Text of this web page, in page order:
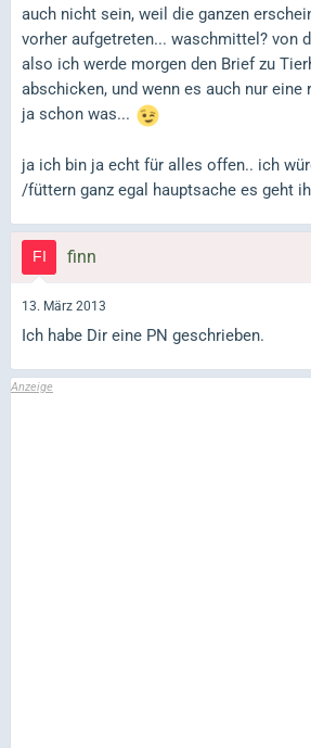
auch nicht sein, weil die ganzen
vorher aufgetreten... waschmittel? von
also ich werde morgen den Brief zu
abschicken, und wenn es auch nur eine
ja schon was...
ja ich bin ja echt für alles offen.. ich
/füttern ganz egal hauptsache es geht
finn
13. März 2013
Ich habe Dir eine PN geschrieben.